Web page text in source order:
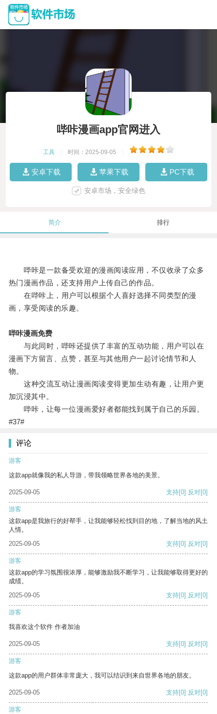
哔咔漫画app官网进入
工具 时间：2025-09-05
安卓下载 苹果下载 PC下载
安卓市场，安全绿色
简介 排行
哔咔是一款备受欢迎的漫画阅读应用，不仅收录了众多
热门漫画作品，还支持用户上传自己的作品。
在哔咔上，用户可以根据个人喜好选择不同类型的漫
画，享受阅读的乐趣。
哔咔漫画免费
与此同时，哔咔还提供了丰富的互动功能，用户可以在
漫画下方留言、点赞，甚至与其他用户一起讨论情节和人
物。
这种交流互动让漫画阅读变得更加生动有趣，让用户更
加沉浸其中。
哔咔，让每一位漫画爱好者都能找到属于自己的乐园。
#37#
评论
游客
这款app就像我的私人导游，带我领略世界各地的美景。
2025-09-05 支持[0] 反对[0]
游客
这款app是我旅行的好帮手，让我能够轻松找到目的地，了解当地的风土
人情。
2025-09-05
支持[0] 反对[0]
游客
这款app的学习氛围很浓厚，能够激励我不断学习，让我能够取得更好的
成绩。
2025-09-05
支持[0] 反对[0]
游客
我喜欢这个软件 作者加油
2025-09-05 支持[0] 反对[0]
游客
这款app的用户群体非常庞大，我可以结识到来自世界各地的朋友。
2025-09-05 支持[0] 反对[0]
游客